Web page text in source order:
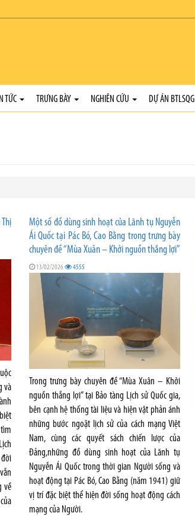
TỨC TRƯNG BÀY NGHIÊN CỨU DỰ ÁN BTLSQG
và
đời
về
Một số đồ dùng sinh hoạt của Lãnh tụ Nguyễn
Ái Quốc tại Pác Bó, Cao Bằng trong trưng bày
chuyên đề “Mùa Xuân – Khởi nguồn thắng lợi”
13/02/2026 4555
Trong trưng bày chuyên đề “Mùa Xuân – Khởi
nguồn thắng lợi” tại Bảo tàng Lịch sử Quốc gia,
bên cạnh hệ thống tài liệu và hiện vật phản ánh
những bước ngoặt lịch sử của cách mạng Việt
Nam, cùng các quyết sách chiến lược của
Đảng,những đồ dùng sinh hoạt của Lãnh tụ
Nguyễn Ái Quốc trong thời gian Người sống và
hoạt động tại Pác Bó, Cao Bằng (năm 1941) giữ
vị trí đặc biệt thể hiện đời sống hoạt động cách
mạng của Người.